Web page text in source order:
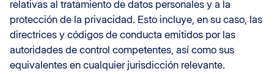
relativas al tratamiento de datos personales y a la
protección de la privacidad. Esto incluye, en su caso, las
directrices y códigos de conducta emitidos por las
autoridades de control competentes, así como sus
equivalentes en cualquier jurisdicción relevante.